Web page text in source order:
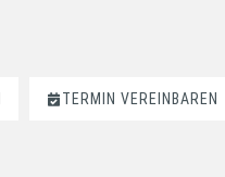
TERMIN VEREINBAREN